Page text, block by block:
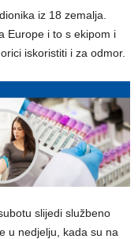
iz 18 zemalja.
Europe i to s ekipom i
iskoristiti i za odmor.
slijedi službeno
u nedjelju, kada su na